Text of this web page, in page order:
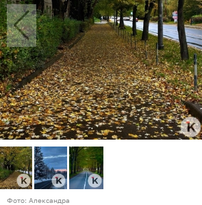
Фото: Александра